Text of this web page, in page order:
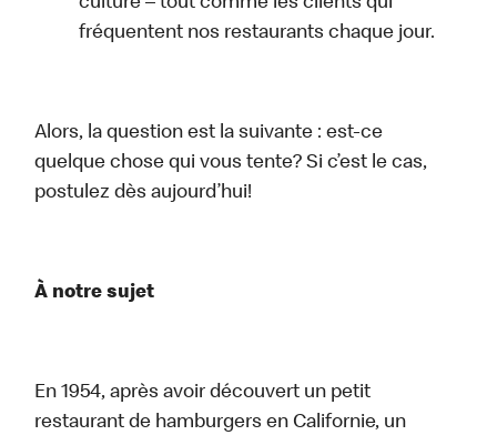
fréquentent nos restaurants chaque jour.
Alors, la question est la suivante : est-ce
quelque chose qui vous tente? Si c’est le cas,
postulez dès aujourd’hui!
À notre sujet
En 1954, après avoir découvert un petit
restaurant de hamburgers en Californie, un